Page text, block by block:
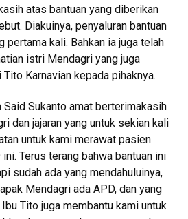
atas bantuan yang diberikan
Diakuinya, penyaluran bantuan
pertama kali. Bahkan ia juga telah
istri Mendagri yang juga
Karnavian kepada pihaknya.
Said Sukanto amat berterimakasih
dan jajaran yang untuk sekian kali
untuk kami merawat pasien
Terus terang bahwa bantuan ini
sudah ada yang mendahuluinya,
Mendagri ada APD, dan yang
Tito juga membantu kami untuk